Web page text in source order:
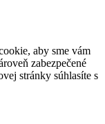
aby sme vám
zabezpečené
stránky súhlasíte s